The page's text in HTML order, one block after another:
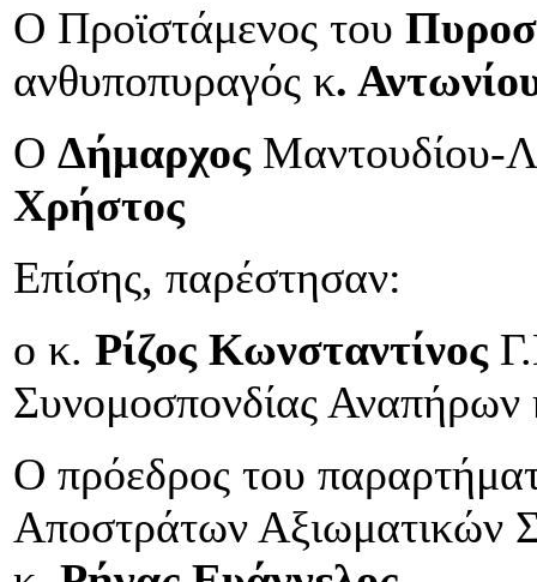
Ο Προϊστάμενος του
ανθυποπυραγός κ.
Ο Δήμαρχος Μαντουδίου-
Χρήστος
Επίσης, παρέστησαν:
ο κ. Ρίζος Κωνσταντίνος
Συνομοσπονδίας
Ο πρόεδρος του
Αποστράτων Αξιωματικών